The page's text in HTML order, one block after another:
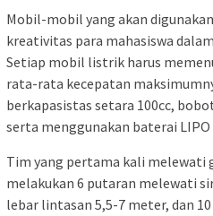
Mobil-mobil yang akan
kreativitas para mahasiswa
Setiap mobil listrik harus
rata-rata kecepatan
berkapasistas setara 100cc,
serta menggunakan baterai
Tim yang pertama kali melewati
melakukan 6 putaran melewati
lebar lintasan 5,5-7 meter, dan